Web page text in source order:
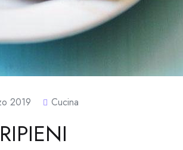
2019 Cucina